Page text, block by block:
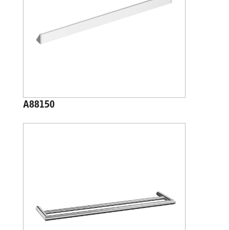
A88150